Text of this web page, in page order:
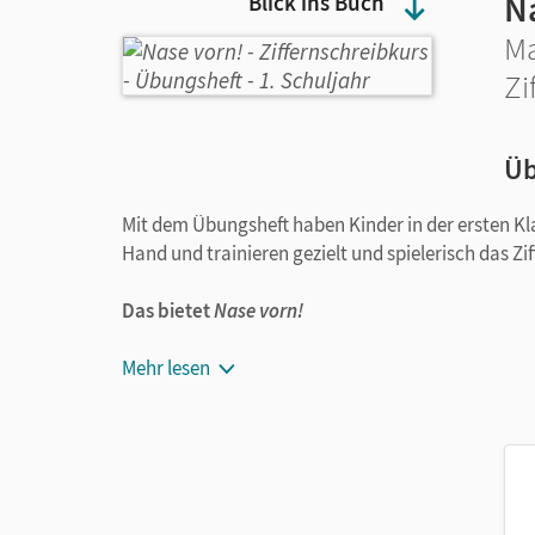
Mit dem Übungsheft haben Kinder in der ersten
Hand und trainieren gezielt und spielerisch das
Das bietetNase vorn!
Abwechslungsreiche Übungen motivieren
Das Übungsheft eignet sich auch für die
Mehr lesen